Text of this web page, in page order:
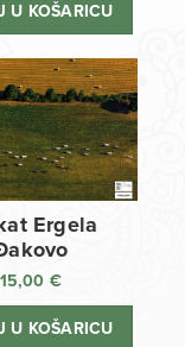
U KOŠARICU
Ergela
15,00 €
U KOŠARICU